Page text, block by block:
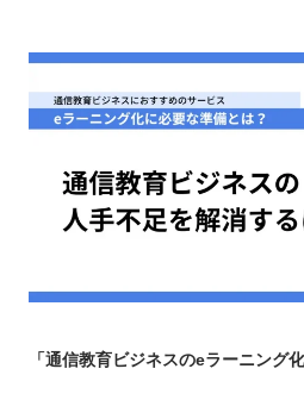
「通信教育ビジネスのeラーニング